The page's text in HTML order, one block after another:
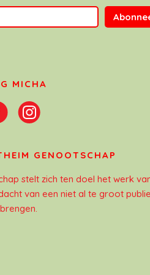
MICHA
GENOOTSCHAP
stelt zich ten doel het werk
van een niet al te groot